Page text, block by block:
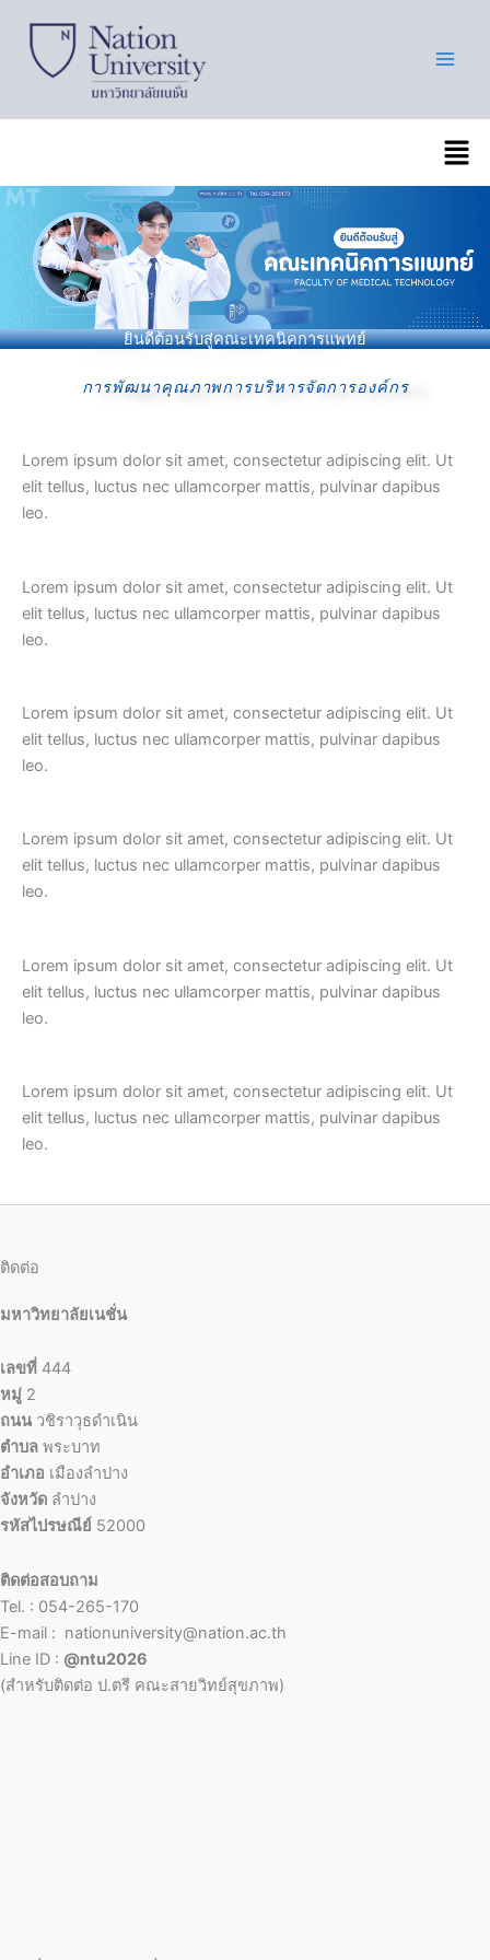
content
เมนู
ยินดีต้อนรับสู่คณะเทคนิคการแพทย์
การพัฒนาคุณภาพการบริหารจัดการองค์กร
Lorem ipsum dolor sit amet, consectetur adipiscing elit. Ut
elit tellus, luctus nec ullamcorper mattis, pulvinar dapibus
leo.
Lorem ipsum dolor sit amet, consectetur adipiscing elit. Ut
elit tellus, luctus nec ullamcorper mattis, pulvinar dapibus
leo.
Lorem ipsum dolor sit amet, consectetur adipiscing elit. Ut
elit tellus, luctus nec ullamcorper mattis, pulvinar dapibus
leo.
Lorem ipsum dolor sit amet, consectetur adipiscing elit. Ut
elit tellus, luctus nec ullamcorper mattis, pulvinar dapibus
leo.
Lorem ipsum dolor sit amet, consectetur adipiscing elit. Ut
elit tellus, luctus nec ullamcorper mattis, pulvinar dapibus
leo.
Lorem ipsum dolor sit amet, consectetur adipiscing elit. Ut
elit tellus, luctus nec ullamcorper mattis, pulvinar dapibus
leo.
ติดต่อ
มหาวิทยาลัยเนชั่น
เลขที่ 444
หมู่ 2
ถนน วชิราวุธดำเนิน
ตำบล พระบาท
อำเภอ เมืองลำปาง
จังหวัด ลำปาง
รหัสไปรษณีย์ 52000
ติดต่อสอบถาม
Tel. : 054-265-170
E-mail : nationuniversity@nation.ac.th
Line ID : @ntu2026
(สำหรับติดต่อ ป.ตรี คณะสายวิทย์สุขภาพ)